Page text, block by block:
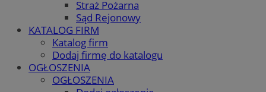
Straż Pożarna
Sąd Rejonowy
KATALOG FIRM
Katalog firm
Dodaj firmę do katalogu
OGŁOSZENIA
OGŁOSZENIA